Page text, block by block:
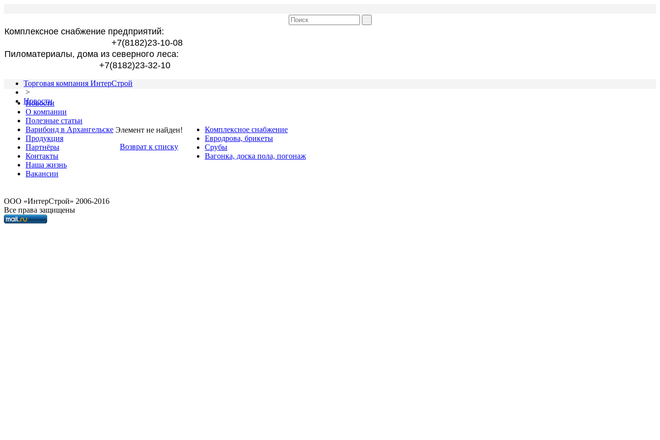
Комплексное снабжение предприятий:
+7(8182)23-10-08
Пиломатериалы, дома из северного леса:
+7(8182)23-32-10
Торговая компания ИнтерСтрой
>
Новости
Новости
О компании
Полезные статьи
Варибонд в Архангельске
Продукция
Партнёры
Контакты
Наша жизнь
Вакансии
Элемент не найден!
Возврат к списку
Комплексное снабжение
Евродрова, брикеты
Срубы
Вагонка, доска пола, погонаж
OOO «ИнтерСтрой» 2006-2016
Все права защищены